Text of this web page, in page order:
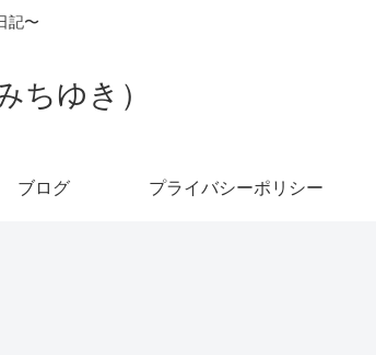
記〜
ちゆき）
ブログ プライバシーポリシー